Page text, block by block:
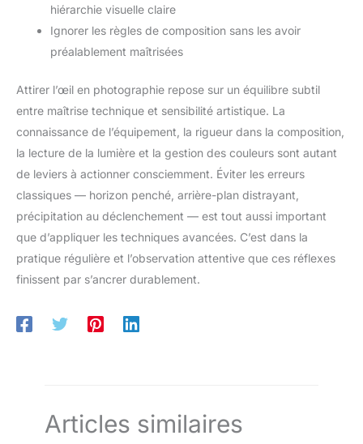
hiérarchie visuelle claire
Ignorer les règles de composition sans les avoir
préalablement maîtrisées
Attirer l’œil en photographie repose sur un équilibre subtil
entre maîtrise technique et sensibilité artistique. La
connaissance de l’équipement, la rigueur dans la composition,
la lecture de la lumière et la gestion des couleurs sont autant
de leviers à actionner consciemment. Éviter les erreurs
classiques — horizon penché, arrière-plan distrayant,
précipitation au déclenchement — est tout aussi important
que d’appliquer les techniques avancées. C’est dans la
pratique régulière et l’observation attentive que ces réflexes
finissent par s’ancrer durablement.
Articles similaires